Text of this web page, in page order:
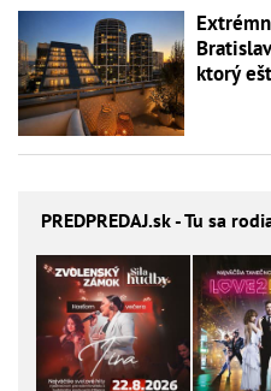
ktorý
PREDPREDAJ.sk - Tu sa